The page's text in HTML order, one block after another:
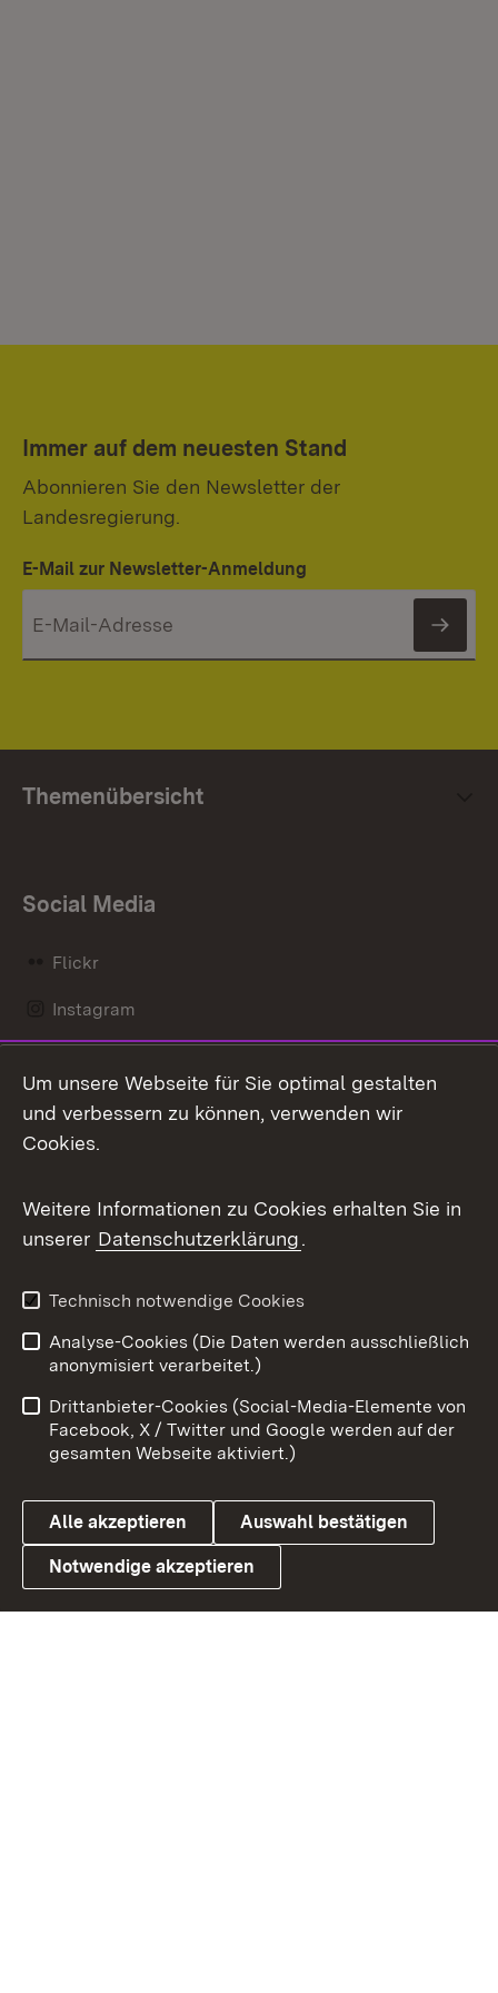
Immer auf dem neuesten Stand
Abonnieren Sie den Newsletter der
Landesregierung.
E-Mail zur Newsletter-Anmeldung
Themenübersicht
Social Media
Flickr
Instagram
Mastodon
Messenger
Social Wall
X / Twitter
Youtube
Link zum Landesportal
Benutzungshinweise
Barrierefreiheit
Datenschutz
Cookies
Um unsere Webseite für Sie optimal gestalten
und verbessern zu können, verwenden wir
Cookies.
Weitere Informationen zu Cookies erhalten Sie in
unserer Datenschutzerklärung.
Technisch notwendige Cookies
Analyse-Cookies (Die Daten werden ausschließlich
anonymisiert verarbeitet.)
Drittanbieter-Cookies (Social-Media-Elemente von
Facebook, X / Twitter und Google werden auf der
gesamten Webseite aktiviert.)
Alle akzeptieren Auswahl bestätigen
Notwendige akzeptieren